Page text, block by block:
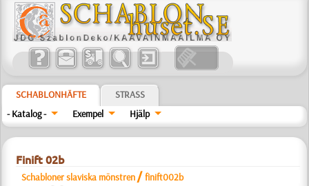
SCHABLONHÄFTE
STRASS
- Katalog -
Exempel Hjälp
Finift 02b
Schabloner slaviska mönstren /finift002b